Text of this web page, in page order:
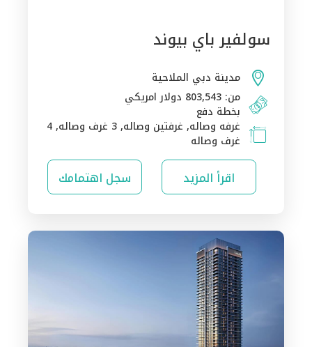
سولفير باي بيوند
مدينة دبي الملاحية
من: 803,543 دولار امريكي
بخطة دفع
غرفه وصاله, غرفتين وصاله, 3 غرف وصاله, 4
غرف وصاله
اقرأ المزيد سجل اهتمامك